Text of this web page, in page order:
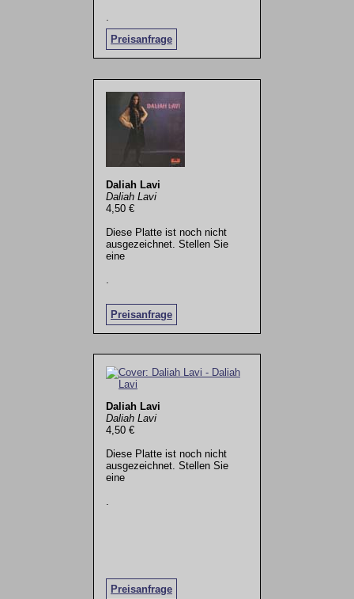
Preisanfrage
Daliah Lavi
Daliah Lavi
4,50 €
Diese Platte ist noch nicht
ausgezeichnet. Stellen Sie
eine
Preisanfrage
.
Daliah Lavi
Daliah Lavi
4,50 €
Diese Platte ist noch nicht
ausgezeichnet. Stellen Sie
eine
Preisanfrage